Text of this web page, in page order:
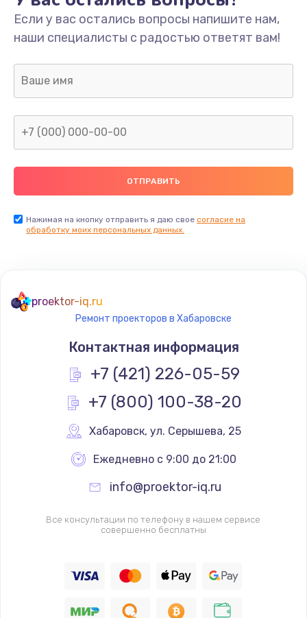
Если у вас остались вопросы напишите нам,
наши специалисты с радостью ответят вам!
Нажимая на кнопку отправить я даю свое согласие на
обработку моих персональных данных.
proektor-iq.ru
Ремонт проекторов в Хабаровске
Контактная информация
+7 (421) 226-05-59
+7 (800) 100-38-20
Хабаровск, ул. Серышева, 25
Ежедневно с 9:00 до 21:00
info@proektor-iq.ru
Все консультации по телефону в нашем сервисе
совершенно бесплатны